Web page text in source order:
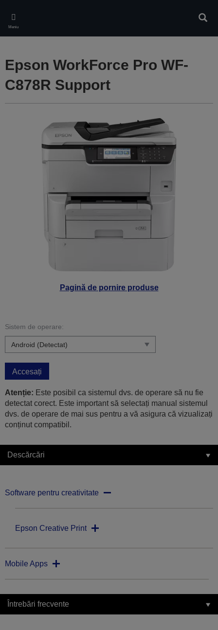
main
content
Meniu
Pagină de pornire produse
Epson WorkForce Pro WF-
C878R Support
Sistem de operare:
Accesați
Atenție: Este posibil ca sistemul dvs. de operare să nu fie
detectat corect. Este important să selectați manual sistemul
dvs. de operare de mai sus pentru a vă asigura că vizualizați
conținut compatibil.
Descărcări
Software pentru creativitate
Epson Creative Print
Mobile Apps
Întrebări frecvente